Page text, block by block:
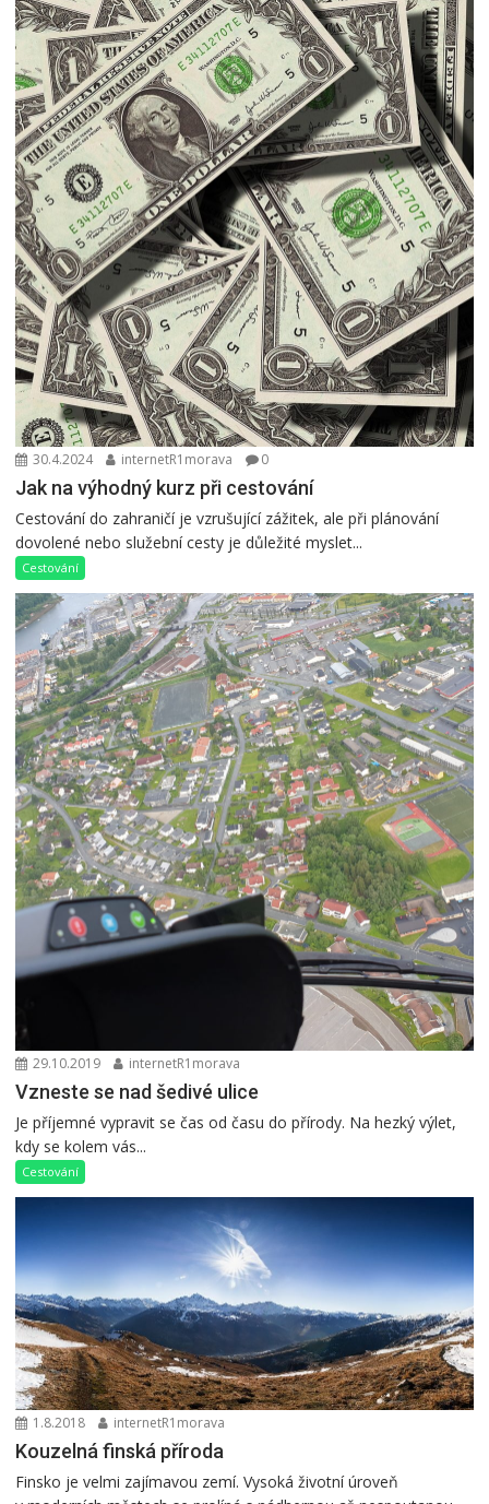
30.4.2024 internetR1morava 0
Jak na výhodný kurz při cestování
Cestování do zahraničí je vzrušující zážitek, ale při plánování
dovolené nebo služební cesty je důležité myslet...
Cestování
29.10.2019 internetR1morava
Vzneste se nad šedivé ulice
Je příjemné vypravit se čas od času do přírody. Na hezký výlet,
kdy se kolem vás...
Cestování
1.8.2018 internetR1morava
Kouzelná finská příroda
Finsko je velmi zajímavou zemí. Vysoká životní úroveň